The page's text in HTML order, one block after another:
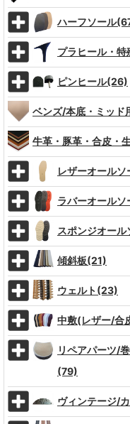
ハーフソール
プラヒール・
ピンヒール(26)
ベンズ/本底・ミッド
牛革・豚革・合皮・
レザーオール
ラバーオール
スポンジオー
傾斜板(21)
ウェルト(23)
中敷(レザー/合
リペアパーツ/
(79)
ヴィンテージ/